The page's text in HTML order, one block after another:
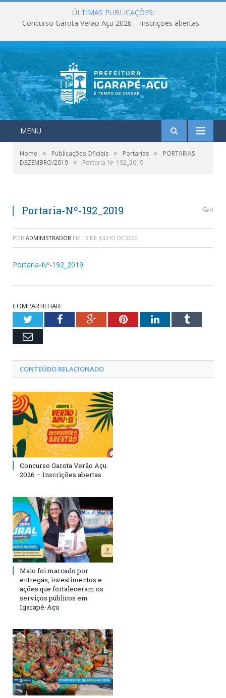
ÚLTIMAS PUBLICAÇÕES:
Concurso Garota Verão Açu 2026 – Inscrições abertas
MENU
Home » Publicações Oficiais » Portarias »
PORTARIAS
DEZEMBRO/2019 » Portaria-Nº-192_2019
Portaria-Nº-192_2019 0
POR ADMINISTRADOR EM 13 DE JULHO DE 2020
Portaria-Nº-192_2019
COMPARTILHAR:
TwitterFacebookGoogle+PinterestLinkedInTumblr
Email
CONTEÚDO RELACIONADO
Concurso Garota Verão Açu
2026 – Inscrições abertas
Maio foi marcado por
entregas, investimentos e
ações que fortaleceram os
serviços públicos em
Igarapé-Açu